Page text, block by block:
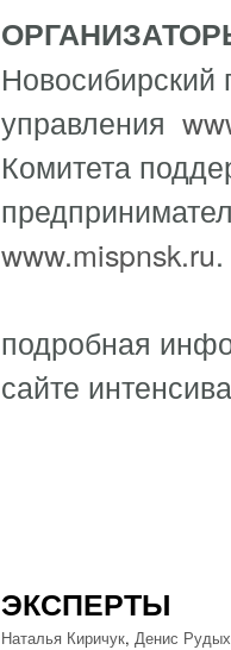
Новосибирский
управления
Комитета
www.mispnsk.ru
подробная
сайте
ЭКСПЕРТЫ
Наталья Киричук, Денис Рудых